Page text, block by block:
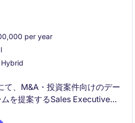
per year
て、M&A・投資案件向けのデー
を提案するSales Executiveを